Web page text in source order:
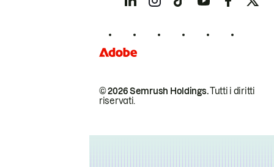
© 2026 Semrush Holdings.Tutti i diritti
riservati.